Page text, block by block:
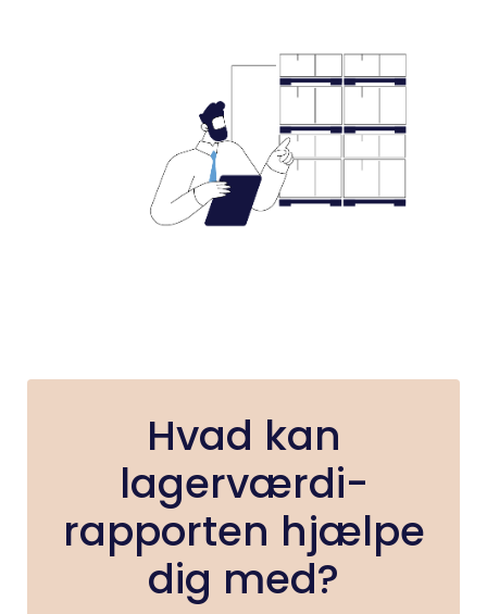
Hvad kan
lagerværdi-
rapporten hjælpe
dig med?